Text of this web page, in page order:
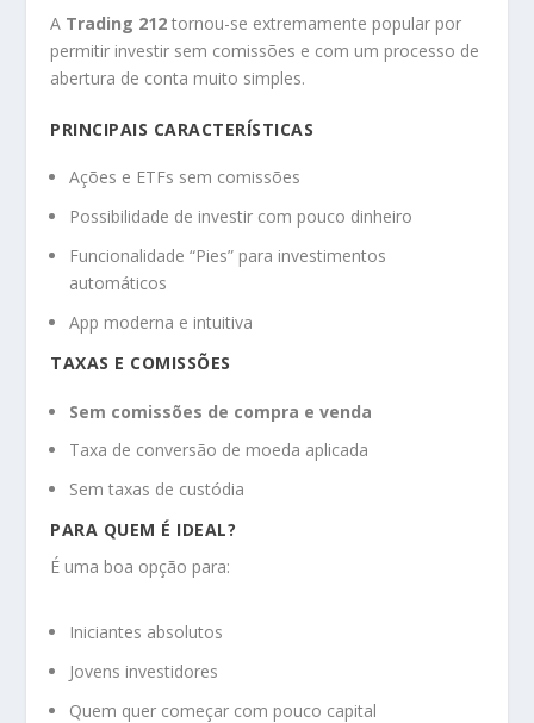
A Trading 212 tornou-se extremamente popular por
permitir investir sem comissões e com um processo de
abertura de conta muito simples.
PRINCIPAIS CARACTERÍSTICAS
Ações e ETFs sem comissões
Possibilidade de investir com pouco dinheiro
Funcionalidade “Pies” para investimentos
automáticos
App moderna e intuitiva
TAXAS E COMISSÕES
Sem comissões de compra e venda
Taxa de conversão de moeda aplicada
Sem taxas de custódia
PARA QUEM É IDEAL?
É uma boa opção para:
Iniciantes absolutos
Jovens investidores
Quem quer começar com pouco capital